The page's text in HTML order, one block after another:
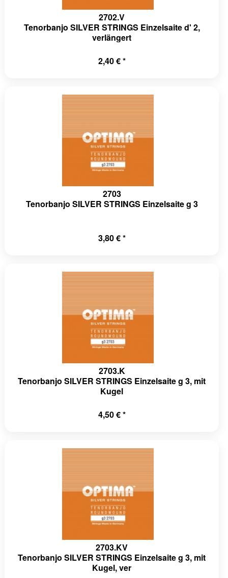
2702.V
Tenorbanjo SILVER STRINGS Einzelsaite d' 2,
verlängert
2,40 € *
2703
Tenorbanjo SILVER STRINGS Einzelsaite g 3
3,80 € *
2703.K
Tenorbanjo SILVER STRINGS Einzelsaite g 3, mit
Kugel
4,50 € *
2703.KV
Tenorbanjo SILVER STRINGS Einzelsaite g 3, mit
Kugel, ver